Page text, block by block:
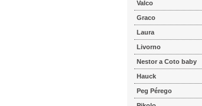
Valco
Graco
Laura
Livorno
Nestor a Coto baby
Hauck
Peg Pérego